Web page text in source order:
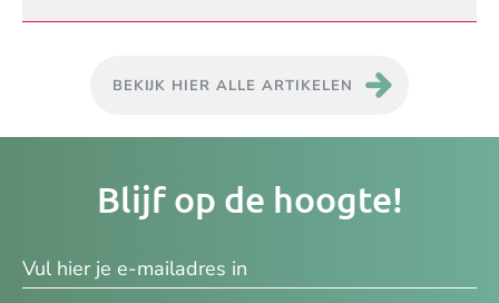
BEKIJK HIER ALLE ARTIKELEN
Blijf op de hoogte!